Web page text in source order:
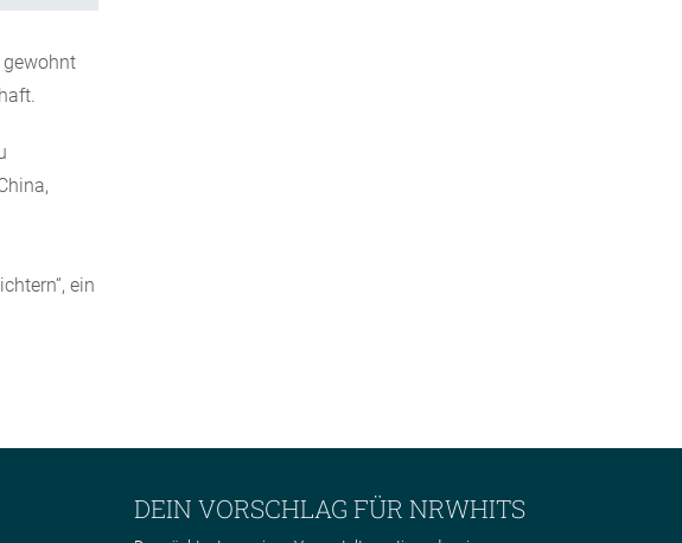
ein
DEIN VORSCHLAG FÜR NRWHITS